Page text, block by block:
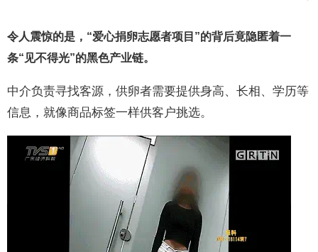
令人震惊的是，“爱心捐卵志愿者项目”的背后竟隐匿着一
条“见不得光”的黑色产业链。
中介负责寻找客源，供卵者需要提供身高、长相、学历等
信息，就像商品标签一样供客户挑选。